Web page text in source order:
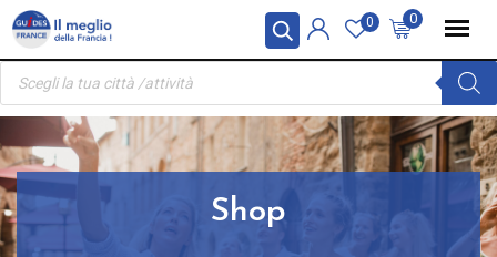
Pannello di gestione dei cookies
Skip
content
0
0
Ricerca
prodotti
Shop